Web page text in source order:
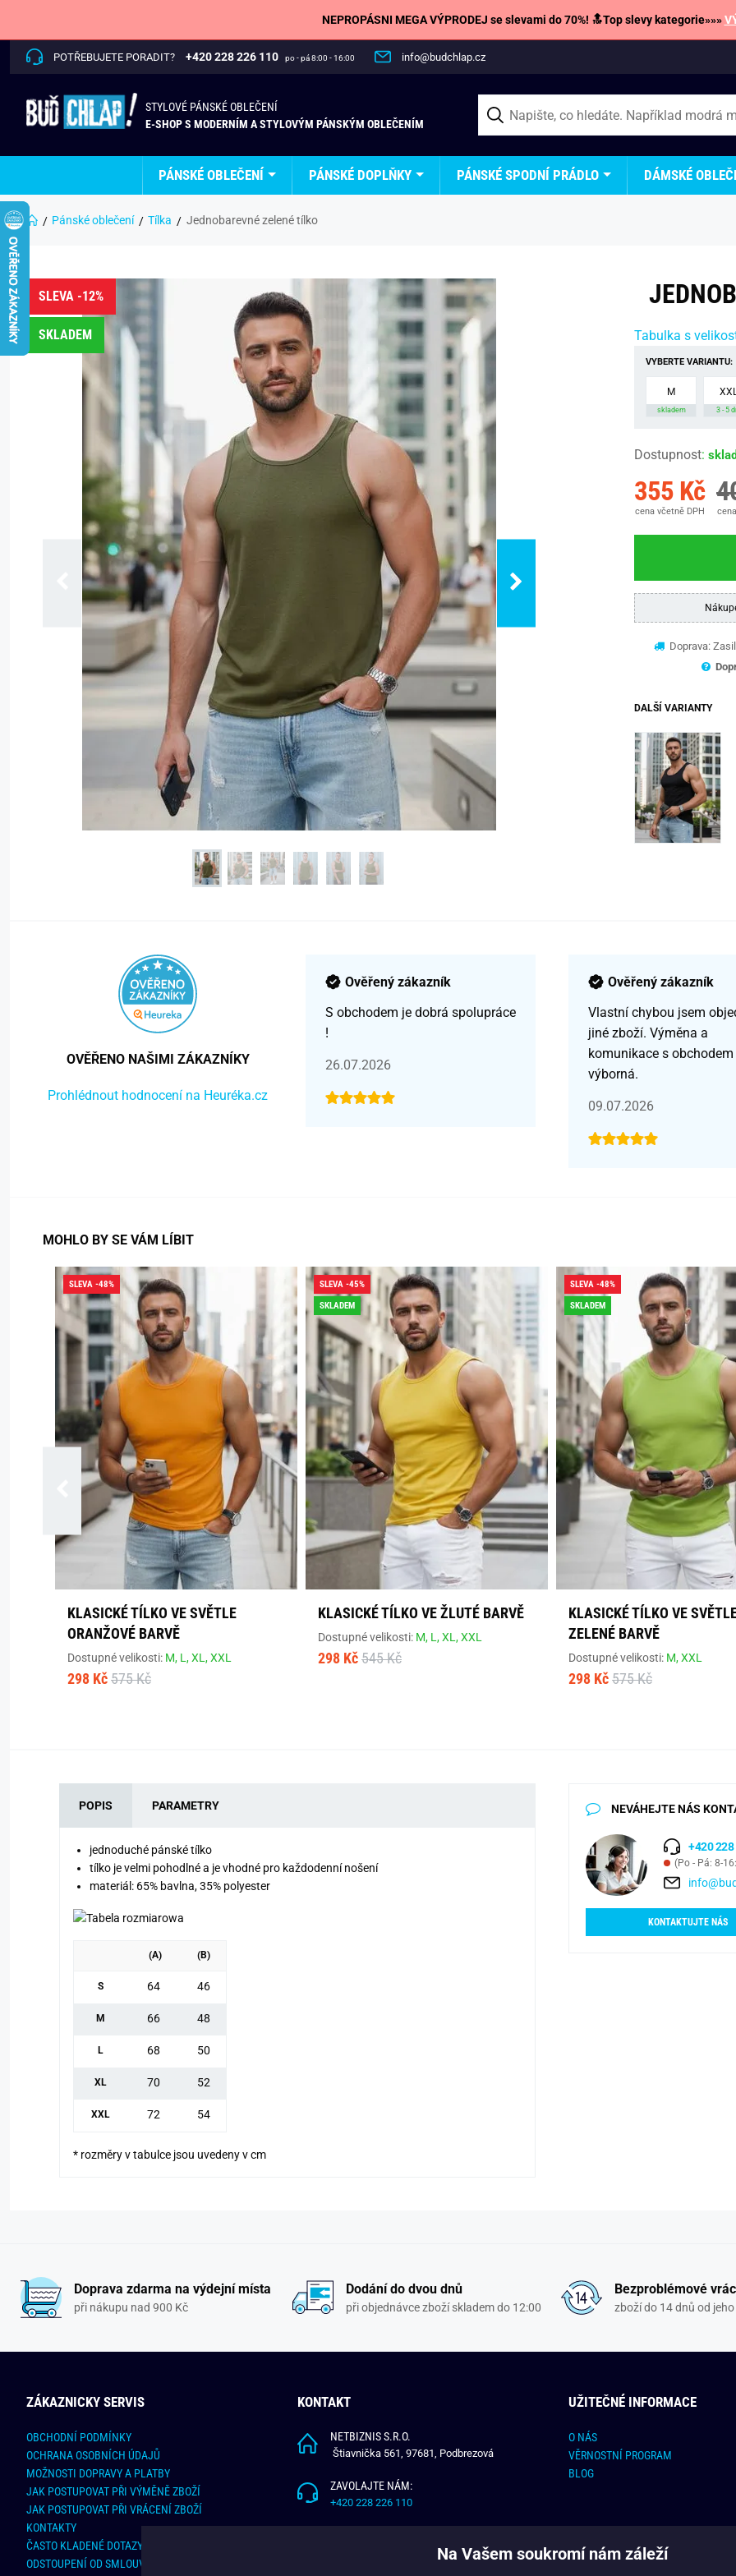
NEPROPÁSNI MEGA VÝPRODEJ se slevami do 70%! 🔝Top slevy kategorie»»»
POTŘEBUJETE PORADIT? +420 228 226 110 po - pá 8:00 - 16:00 info@budchlap.cz
STYLOVÉ PÁNSKÉ OBLEČENÍ
E-SHOP S MODERNÍM A STYLOVÝM PÁNSKÝM OBLEČENÍM
PÁNSKÉ OBLEČENÍ PÁNSKÉ DOPLŇKY PÁNSKÉ SPODNÍ PRÁDLO DÁMSKÉ
Pánské oblečení Tílka Jednobarevné zelené tílko
SLEVA -12%
SKLADEM Tabulka s
VYBERTE VARIANTU:
M
skladem 3 - 5
Dostupnost:
355 Kč
cena včetně DPH
Doprava:
DALŠÍ VARIANTY
OVĚŘENO NAŠIMI ZÁKAZNÍKY
Prohlédnout hodnocení na Heuréka.cz
Ověřený zákazník
S obchodem je dobrá spolupráce
!
26.07.2026
Ověřený zákazník
Vlastní chybou jsem
jiné zboží. Výměna a
komunikace s obchodem
výborná.
09.07.2026
MOHLO BY SE VÁM LÍBIT
SLEVA -48%
KLASICKÉ TÍLKO VE SVĚTLE
ORANŽOVÉ BARVĚ
Dostupné velikosti: M, L,XL,XXL
298 Kč 575 Kč
SLEVA -45%
SKLADEM
KLASICKÉ TÍLKO VE ŽLUTÉ BARVĚ
Dostupné velikosti: M, L,XL,XXL
298 Kč 545 Kč
SLEVA -48%
SKLADEM
KLASICKÉ TÍLKO VE
ZELENÉ BARVĚ
Dostupné velikosti: M,XXL
298 Kč 575 Kč
POPIS PARAMETRY
jednoduché pánské tílko
tílko je velmi pohodlné a je vhodné pro každodenní nošení
materiál: 65% bavlna, 35% polyester
(A) (B)
S 64 46
M 66 48
L 68 50
XL 70 52
XXL 72 54
* rozměry v tabulce jsou uvedeny v cm
NEVÁHEJTE NÁS
+420 228
(Po - Pá: 8-
KONTAKTUJTE NÁS
Doprava zdarma na výdejní místa
při nákupu nad 900 Kč
Dodání do dvou dnů
při objednávce zboží skladem do 12:00
Bezproblémové
zboží do 14 dnů od
ZÁKAZNICKY SERVIS
OBCHODNÍ PODMÍNKY
OCHRANA OSOBNÍCH ÚDAJŮ
MOŽNOSTI DOPRAVY A PLATBY
JAK POSTUPOVAT PŘI VÝMĚNĚ ZBOŽÍ
JAK POSTUPOVAT PŘI VRÁCENÍ ZBOŽÍ
KONTAKTY
ČASTO KLADENÉ DOTAZY
ODSTOUPENÍ OD SMLOUVY - ONLINE FORMULÁŘ
KONTAKT
NETBIZNIS S.R.O.
Štiavnička 561, 97681, Podbrezová
ZAVOLAJTE NÁM:
+420 228 226 110
UŽITEČNÉ INFORMACE
O NÁS
VĚRNOSTNÍ PROGRAM
BLOG
Na Vašem soukromí nám záleží